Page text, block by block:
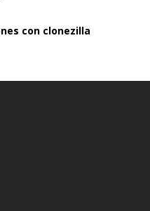
con clonezilla